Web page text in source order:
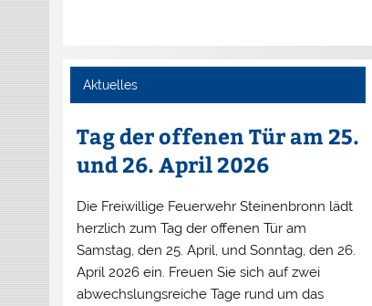
Aktuelles
Tag der offenen Tür am 25.
und 26. April 2026
Die Freiwillige Feuerwehr Steinenbronn lädt
herzlich zum Tag der offenen Tür am
Samstag, den 25. April, und Sonntag, den 26.
April 2026 ein. Freuen Sie sich auf zwei
abwechslungsreiche Tage rund um das